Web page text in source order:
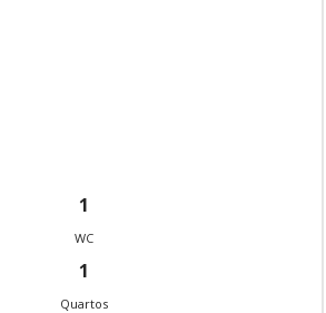
1
WC
1
Quartos